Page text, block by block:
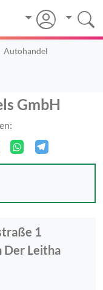
Autohandel
GmbH
1
Der Leitha